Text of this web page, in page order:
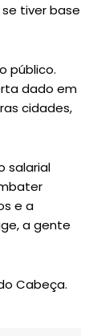
tiver base
público.
dado em
cidades,
salarial
e a
a gente
Cabeça.